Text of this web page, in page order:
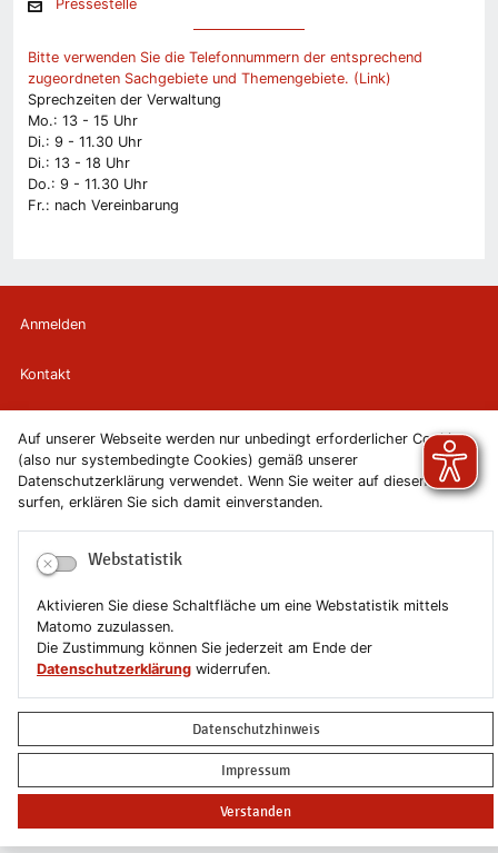
Auf unserer Webseite werden nur unbedingt erforderlicher Cookies
(also nur systembedingte Cookies) gemäß unserer
Datenschutzerklärung verwendet. Wenn Sie weiter auf diesen Seiten
surfen, erklären Sie sich damit einverstanden.
Webstatistik
Aktivieren Sie diese Schaltfläche um eine Webstatistik mittels
Matomo zuzulassen.
Die Zustimmung können Sie jederzeit am Ende der
Datenschutzerklärung widerrufen.
Datenschutzhinweis
Impressum
Verstanden
Pressestelle
Bitte verwenden Sie die Telefonnummern der entsprechend
zugeordneten Sachgebiete und Themengebiete. (Link)
Sprechzeiten der Verwaltung
Mo.: 13 - 15 Uhr
Di.: 9 - 11.30 Uhr
Di.: 13 - 18 Uhr
Do.: 9 - 11.30 Uhr
Fr.: nach Vereinbarung
Anmelden
Kontakt
Newsletterabmeldung
Datenschutzerklärung
Erklärung zur Barrierefreiheit
Leichte Sprache
Copyright © 2019-2026 Stadt Schönebeck (Elbe)